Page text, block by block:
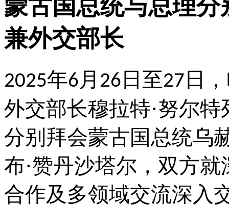
蒙古国总统与总理
兼外交部长
2025年6月 26 日至27 日
外交部长穆拉特·努尔
分别拜会蒙古国总统乌
布·赞丹沙塔尔，双方
合作及多领域交流深入